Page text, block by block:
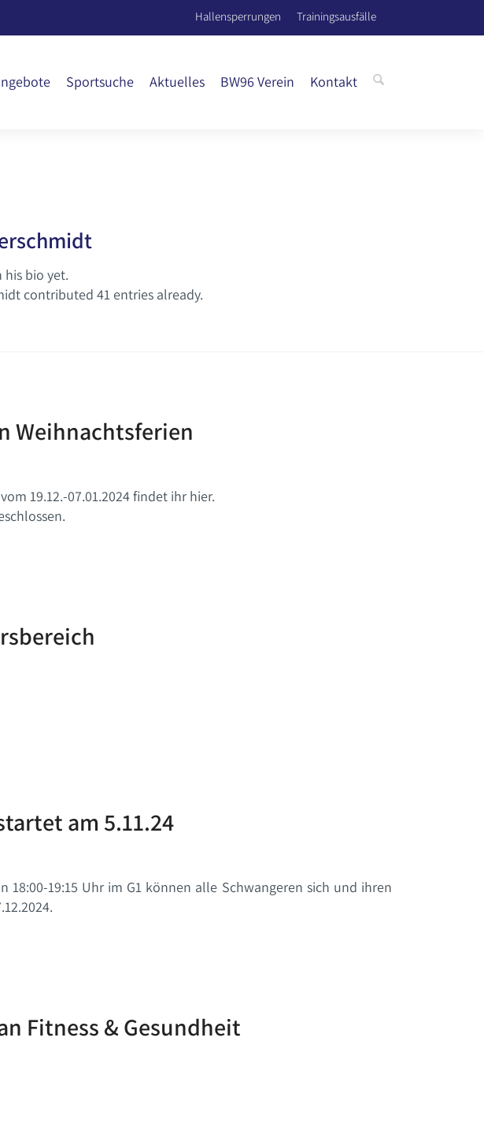
Trainingsausfälle
Hallensperrungen
Sportsuche Aktuelles BW96 Verein Kontakt
bio yet.
contributed 41 entries already.
Weihnachtsferien
19.12.-07.01.2024 findet ihr hier.
am 5.11.24
18:00-19:15 Uhr im G1 können alle Schwangeren sich und ihren
Fitness & Gesundheit